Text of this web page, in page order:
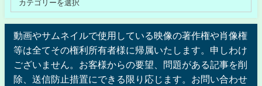
動画やサムネイルで使用している映像の著作権や肖像権
等は全てその権利所有者様に帰属いたします。申しわけ
ございません。お客様からの要望、問題がある記事を削
除、送信防止措置にできる限り応じます。お問い合わせ